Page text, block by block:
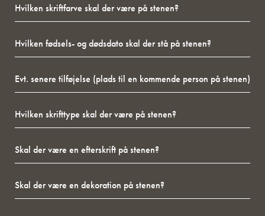
på
skriftfarve
skal
der
være
stenen?
fødsels-
og
dødsdato
skal
stå
senere
tilføjelse
(plads
til
kommende
stenen)
skrifttype
skal
der
være
stenen?
der
være
en
efterskrift
der
være